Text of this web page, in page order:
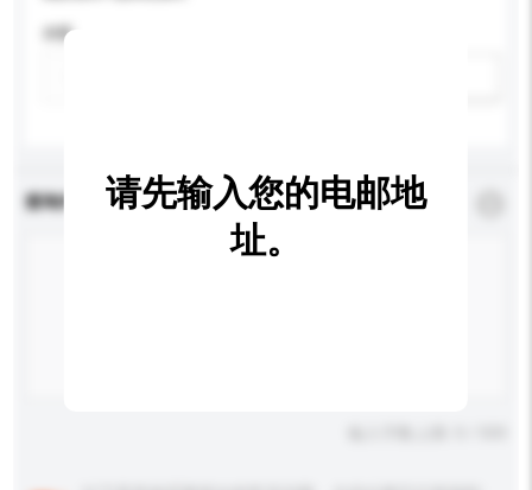
净重
查询内容 *必须填写
请先输入您的电邮地
址。